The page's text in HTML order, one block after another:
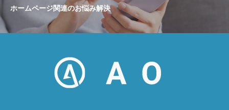
ホームページ関連のお悩み解決